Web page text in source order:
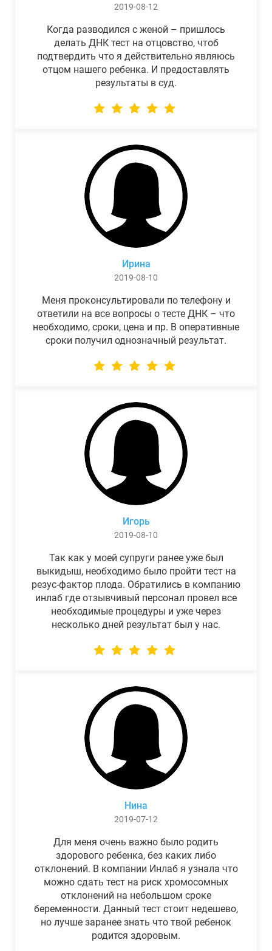
2019-08-12
Когда разводился с женой – пришлось
делать ДНК тест на отцовство, чтоб
подтвердить что я действительно являюсь
отцом нашего ребенка. И предоставлять
результаты в суд.
Ирина
2019-08-10
Меня проконсультировали по телефону и
ответили на все вопросы о тесте ДНК – что
необходимо, сроки, цена и пр. В оперативные
сроки получил однозначный результат.
Игорь
2019-08-10
Так как у моей супруги ранее уже был
выкидыш, необходимо было пройти тест на
резус-фактор плода. Обратились в компанию
инлаб где отзывчивый персонал провел все
необходимые процедуры и уже через
несколько дней результат был у нас.
Нина
2019-07-12
Для меня очень важно было родить
здорового ребенка, без каких либо
отклонений. В компании Инлаб я узнала что
можно сдать тест на риск хромосомных
отклонений на небольшом сроке
беременности. Данный тест стоит недешево,
но лучше заранее знать что твой ребенок
родится здоровым.